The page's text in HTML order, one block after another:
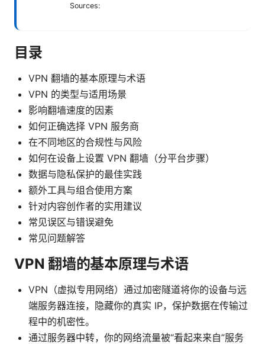
Sources:
目录
VPN 翻墙的基本原理与术语
VPN 的类型与适用场景
影响翻墙速度的因素
如何正确选择 VPN 服务商
在不同地区的合规性与风险
如何在设备上设置 VPN 翻墙（分平台步骤）
数据与隐私保护的最佳实践
额外工具与组合使用方案
针对内容创作者的实用建议
常见误区与错误避免
常见问题解答
VPN 翻墙的基本原理与术语
VPN（虚拟专用网络）通过加密隧道将你的设备与远
端服务器连接，隐藏你的真实 IP，保护数据在传输过
程中的机密性。
通过服务器中转，你的网络流量被“看起来来自”服务